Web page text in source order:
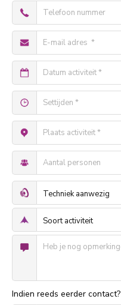
Indien reeds eerder contact?